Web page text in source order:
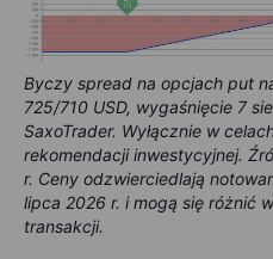
Byczy spread na opcjach put
725/710 USD, wygaśnięcie 7
SaxoTrader. Wyłącznie w
rekomendacji inwestycyjnej.
r. Ceny odzwierciedlają
lipca 2026 r. i mogą się różnić
transakcji.